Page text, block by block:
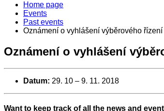
Home page
Events
Past events
Oznámení o vyhlášení výběrového
Oznámení o vyhlášení
Datum: 29. 10 – 9. 11. 2018
Want to keep track of all the news and